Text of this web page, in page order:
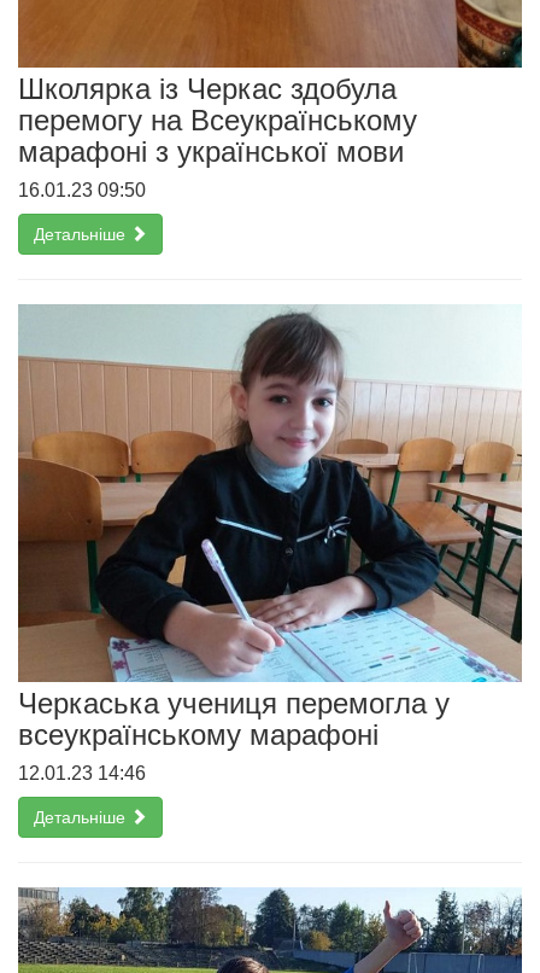
Школярка із Черкас здобула
перемогу на Всеукраїнському
марафоні з української мови
16.01.23 09:50
Детальніше
Черкаська учениця перемогла у
всеукраїнському марафоні
12.01.23 14:46
Детальніше